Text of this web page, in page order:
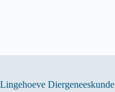
Lingehoeve Diergeneeskunde